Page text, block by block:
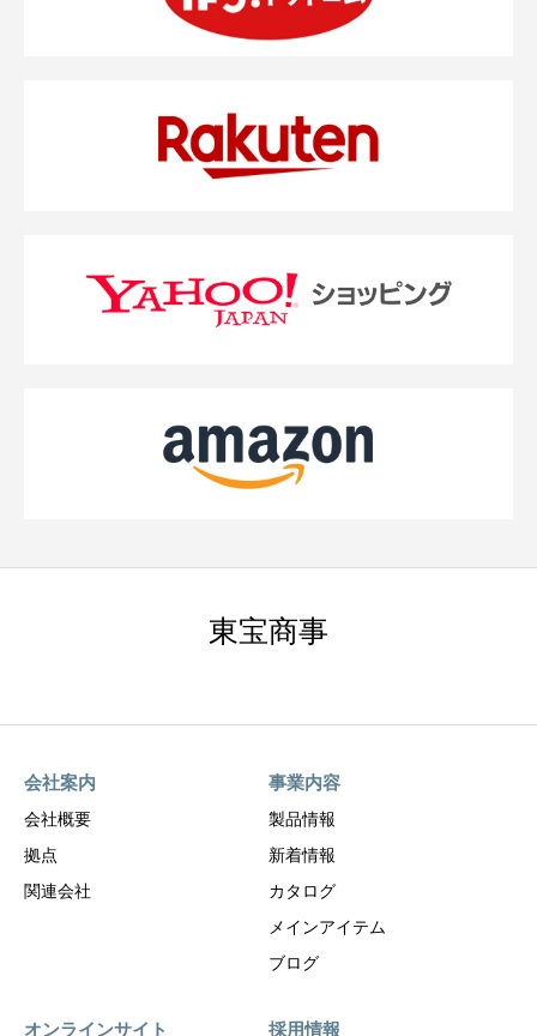
東宝商事
会社案内
会社概要
拠点
関連会社
事業内容
製品情報
新着情報
カタログ
メインアイテム
ブログ
オンラインサイト 採用情報